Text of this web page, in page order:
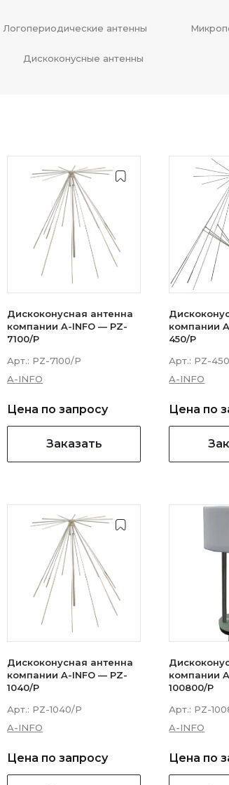
Логопериодические антенны
Дискоконусные антенны
Дискоконусная антенна
компании A-INFO — PZ-
7100/P
Арт.: PZ-7100/P
A-INFO
Цена по запросу
Заказать
компании
450/P
Арт.: PZ-
A-INFO
Цена по
Дискоконусная антенна
компании A-INFO — PZ-
1040/P
Арт.: PZ-1040/P
A-INFO
Цена по запросу
компании
100800/P
Арт.: PZ-
A-INFO
Цена по